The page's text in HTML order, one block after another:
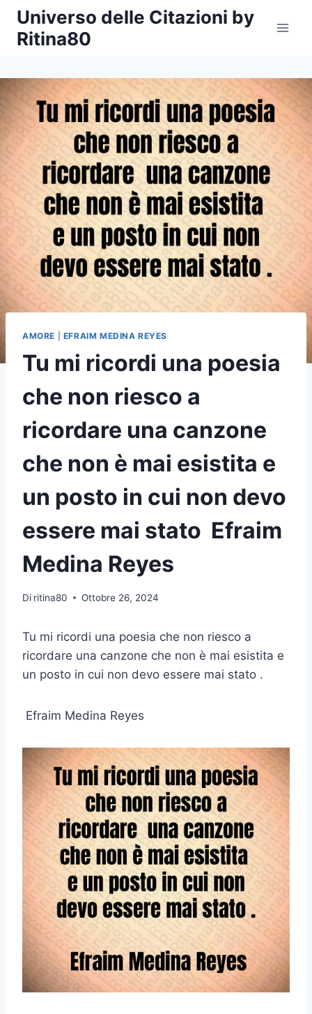
Salta
contenuto
Universo delle Citazioni by
Ritina80
AMORE EFRAIM MEDINA REYES
Tu mi ricordi una poesia
che non riesco a
ricordare una canzone
che non è mai esistita e
un posto in cui non devo
essere mai stato Efraim
Medina Reyes
Di ritina80 Ottobre 26, 2024
Tu mi ricordi una poesia che non riesco a
ricordare una canzone che non è mai esistita e
un posto in cui non devo essere mai stato .
Efraim Medina Reyes